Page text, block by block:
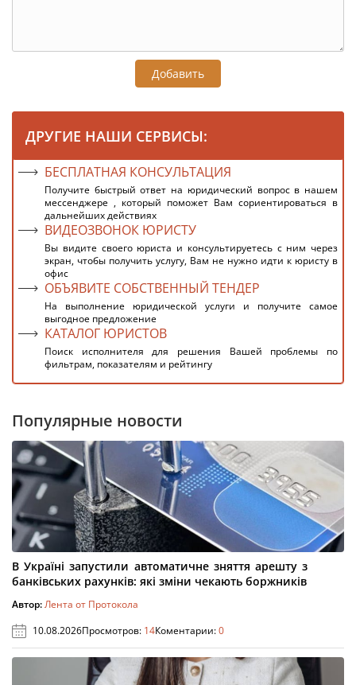
Добавить
ДРУГИЕ НАШИ СЕРВИСЫ:
БЕСПЛАТНАЯ КОНСУЛЬТАЦИЯ
Получите быстрый ответ на юридический вопрос в нашем
мессенджере , который поможет Вам сориентироваться в
дальнейших действиях
ВИДЕОЗВОНОК ЮРИСТУ
Вы видите своего юриста и консультируетесь с ним через
экран, чтобы получить услугу, Вам не нужно идти к юристу в
офис
ОБЪЯВИТЕ СОБСТВЕННЫЙ ТЕНДЕР
На выполнение юридической услуги и получите самое
выгодное предложение
КАТАЛОГ ЮРИСТОВ
Поиск исполнителя для решения Вашей проблемы по
фильтрам, показателям и рейтингу
Популярные новости
В Україні запустили автоматичне зняття арешту з
банківських рахунків: які зміни чекають боржників
Автор:Лента от Протокола
10.08.2026Просмотров: 14Коментарии:0